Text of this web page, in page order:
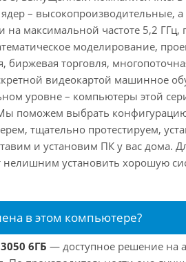
– высокопроизводительные, а
максимальной частоте 5,2 ГГц,
моделирование,
биржевая торговля,
видеокартой машинное
уровне – компьютеры этой
Мы поможем выбрать
тщательно протестируем,
и установим ПК у вас дома.
установить хорошую
в этом компьютере?
6ГБ — доступное решение на